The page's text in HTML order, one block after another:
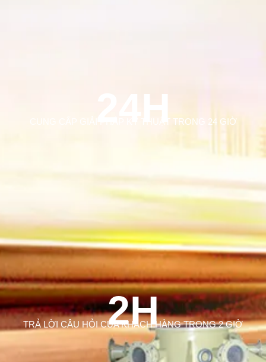
24H
CUNG CẤP GIẢI PHÁP KỸ THUẬT TRONG 24 GIỜ
2H
TRẢ LỜI CÂU HỎI CỦA KHÁCH HÀNG TRONG 2 GIỜ